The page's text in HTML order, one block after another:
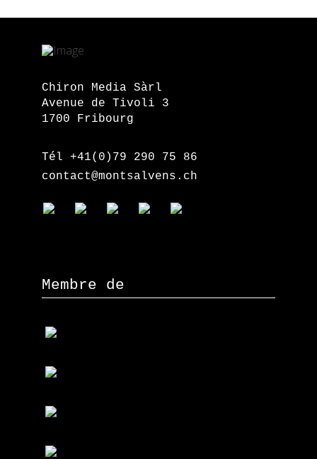
Chiron Media Sàrl
Avenue de Tivoli 3
1700 Fribourg
Tél +41(0)79 290 75 86
contact@montsalvens.ch
Membre de